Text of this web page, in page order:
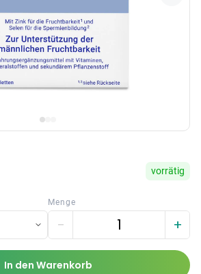
vorrätig
Menge
− +
In den Warenkorb